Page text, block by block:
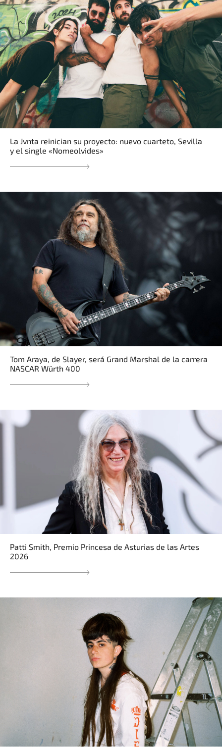
La Jvnta reinician su proyecto: nuevo cuarteto, Sevilla
y el single «Nomeolvides»
Tom Araya, de Slayer, será Grand Marshal de la carrera
NASCAR Würth 400
Patti Smith, Premio Princesa de Asturias de las Artes
2026